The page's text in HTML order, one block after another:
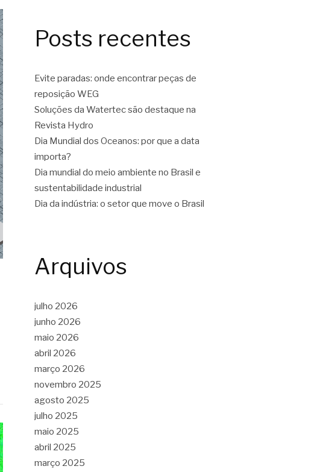
Posts recentes
Evite paradas: onde encontrar peças de
reposição WEG
Soluções da Watertec são destaque na
Revista Hydro
Dia Mundial dos Oceanos: por que a data
importa?
Dia mundial do meio ambiente no Brasil e
sustentabilidade industrial
Dia da indústria: o setor que move o Brasil
Arquivos
julho 2026
junho 2026
maio 2026
abril 2026
março 2026
novembro 2025
agosto 2025
julho 2025
maio 2025
abril 2025
março 2025